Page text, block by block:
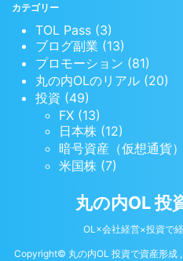
カテゴリー
TOL Pass (3)
ブログ副業 (13)
プロモーション (81)
丸の内OLのリアル (20)
投資 (49)
FX (13)
日本株 (12)
暗号資産（仮想通貨
米国株 (7)
丸の内OL 投
OL×会社経営×投資で
Copyright© 丸の内OL 投資で資産形